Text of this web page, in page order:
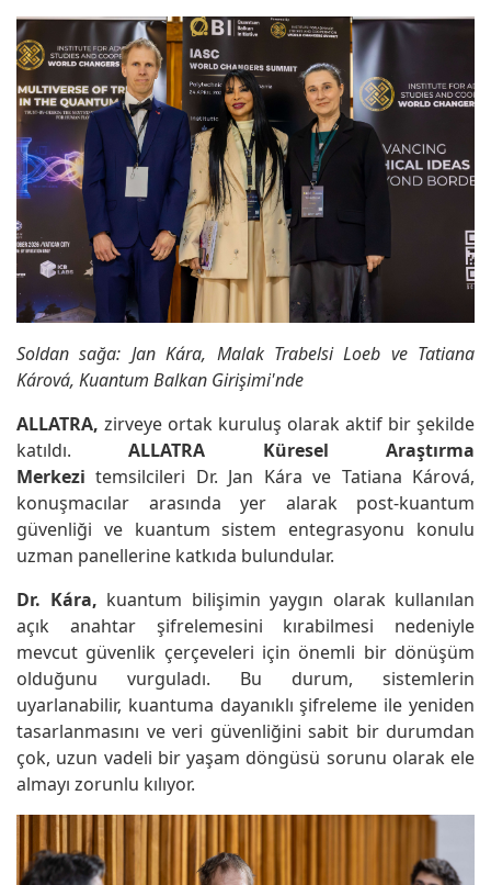
Soldan sağa: Jan Kára, Malak Trabelsi Loeb ve Tatiana
Kárová, Kuantum Balkan Girişimi'nde
ALLATRA, zirveye ortak kuruluş olarak aktif bir şekilde
katıldı. ALLATRA Küresel Araştırma
Merkezi temsilcileri Dr. Jan Kára ve Tatiana Kárová,
konuşmacılar arasında yer alarak post-kuantum
güvenliği ve kuantum sistem entegrasyonu konulu
uzman panellerine katkıda bulundular.
Dr. Kára, kuantum bilişimin yaygın olarak kullanılan
açık anahtar şifrelemesini kırabilmesi nedeniyle
mevcut güvenlik çerçeveleri için önemli bir dönüşüm
olduğunu vurguladı. Bu durum, sistemlerin
uyarlanabilir, kuantuma dayanıklı şifreleme ile yeniden
tasarlanmasını ve veri güvenliğini sabit bir durumdan
çok, uzun vadeli bir yaşam döngüsü sorunu olarak ele
almayı zorunlu kılıyor.